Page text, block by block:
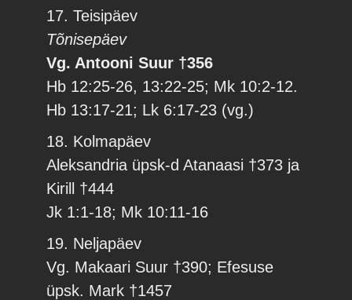
17. Teisipäev
Tõnisepäev
Vg. Antooni Suur †356
Hb 12:25-26, 13:22-25; Mk 10:2-12.
Hb 13:17-21; Lk 6:17-23 (vg.)
18. Kolmapäev
Aleksandria üpsk-d Atanaasi †373 ja
Kirill †444
Jk 1:1-18; Mk 10:11-16
19. Neljapäev
Vg. Makaari Suur †390; Efesuse
üpsk. Mark †1457